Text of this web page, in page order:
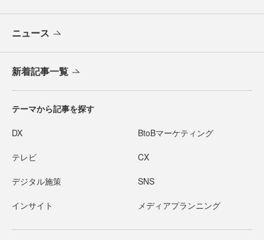
ニュース
新着記事一覧
テーマから記事を探す
DX BtoBマーケティング
テレビ CX
デジタル施策 SNS
インサイト メディアプランニング